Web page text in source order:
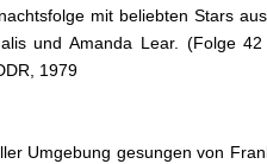
mit beliebten Stars
und Amanda Lear. (Folge
1979
Umgebung gesungen von